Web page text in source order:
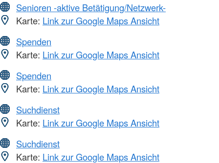
Senioren -aktive Betätigung/Netzwerk-
Karte: Link zur Google Maps Ansicht
Spenden
Karte: Link zur Google Maps Ansicht
Spenden
Karte: Link zur Google Maps Ansicht
Suchdienst
Karte: Link zur Google Maps Ansicht
Suchdienst
Karte: Link zur Google Maps Ansicht